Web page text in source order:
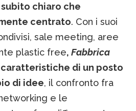
chiaro che
centrato. Con i suoi
sale meeting, aree
plastic free, Fabbrica
di un posto
di idee, il confronto fra
e le